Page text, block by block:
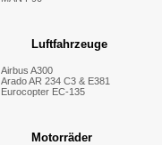
Luftfahrzeuge
Airbus A300
Arado AR 234 C3 & E381
Eurocopter EC-135
Motorräder